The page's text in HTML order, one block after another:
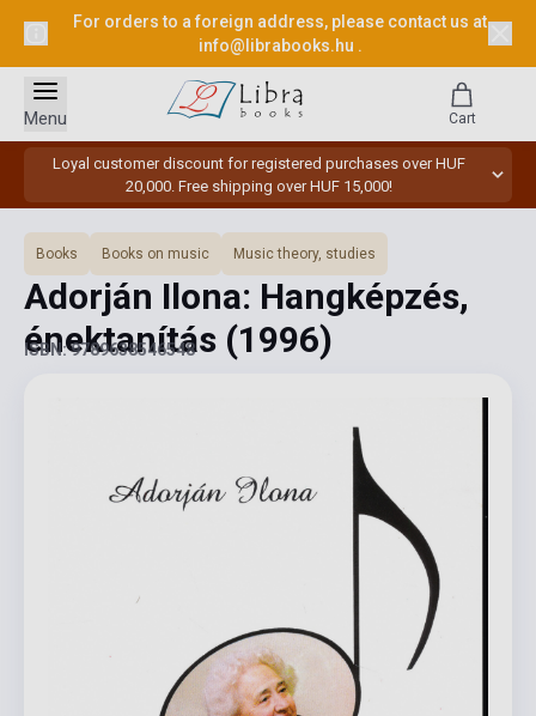
For orders to a foreign address, please contact us at
info@librabooks.hu .
Loyal customer discount for registered purchases over HUF
20,000. Free shipping over HUF 15,000!
Menu Cart
Books Books on music Music theory, studies
Adorján Ilona: Hangképzés,
énektanítás (1996)
ISBN: 9789638546548